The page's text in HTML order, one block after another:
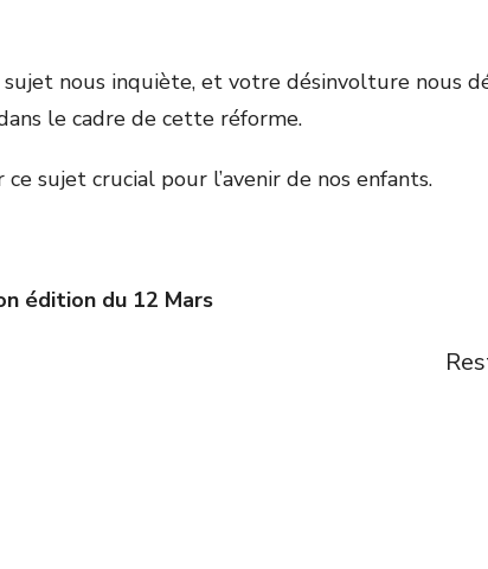
nous inquiète, et votre désinvolture nous
le cadre de cette réforme.
sujet crucial pour l’avenir de nos enfants.
édition du 12 Mars